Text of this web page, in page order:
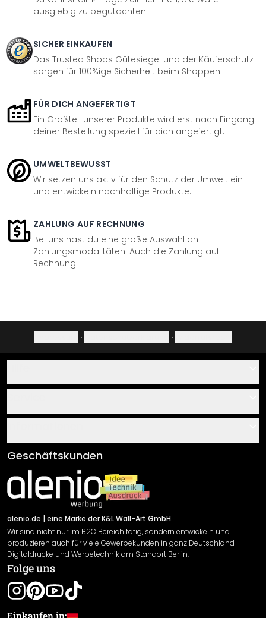
ausgiebig zu begutachten.
SICHER EINKAUFEN
Das Trusted Shops Gütesiegel und der Käuferschutz
sorgen für 100%ige Sicherheit beim Shoppen.
FÜR DICH ANGEFERTIGT
Ein Großteil unserer Produkte wird erst nach Eingang
deiner Bestellung speziell für dich angefertigt.
UMWELTBEWUSST
Wir setzen uns aktiv für den Schutz der Umwelt ein
und entwickeln nachhaltige Produkte.
ZAHLUNG AUF RECHNUNG
Bei uns hast du eine große Auswahl an
Zahlungsmodalitäten. Auch die Zahlung auf
Rechnung.
· ·
Über uns
Klebe- und Montageanleitungen
Newsletter An-/Abmeldung
Sendungsverfolgung
AGB
Impressum
Versand & Zahlung
Rücksendung
Widerrufsrecht
Datenschutzerklärung
Gewährleistung
Leistungserklärung / CE-Zeichen
Cookie Einstellungen
Geschäftskunden
alenio.de | eine Marke der K&L Wall-Art GmbH.
Wir sind nicht nur im B2C Bereich tätig, sondern entwickeln und
produzieren auch für viele Gewerbekunden in ganz Deutschland
Digitaldrucke und Werbetechnik am Standort Berlin.
Folge uns
Einkaufen in: